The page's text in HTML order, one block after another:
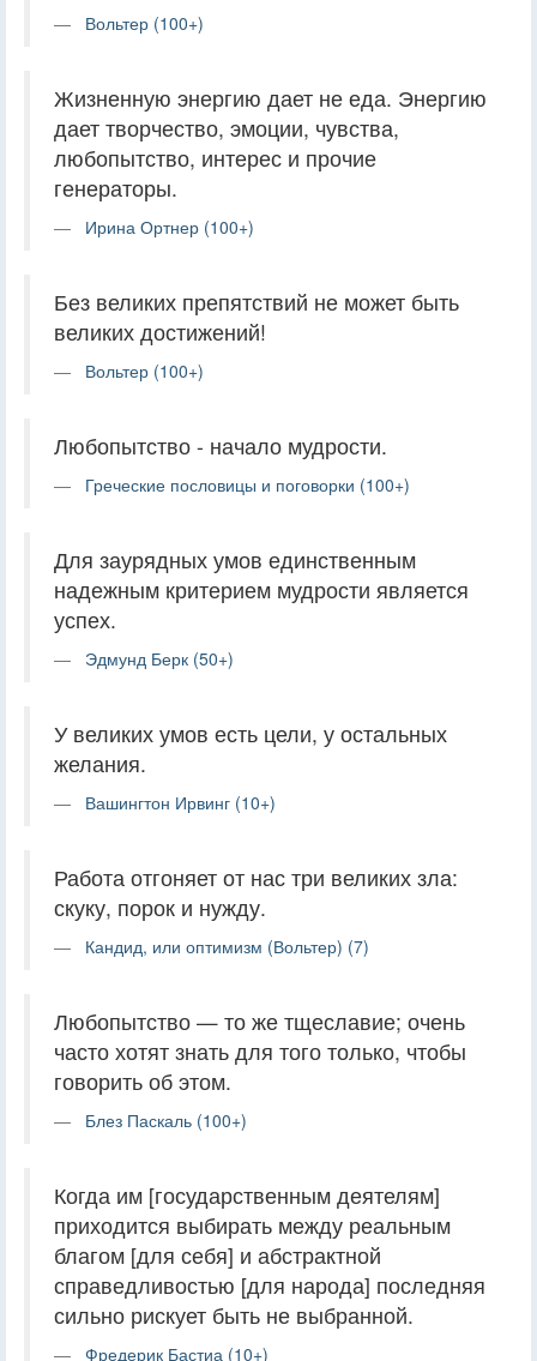
Вольтер (100+)
Жизненную энергию дает не еда. Энергию
дает творчество, эмоции, чувства,
любопытство, интерес и прочие
генераторы.
Ирина Ортнер (100+)
Без великих препятствий не может быть
великих достижений!
Вольтер (100+)
Любопытство - начало мудрости.
Греческие пословицы и поговорки (100+)
Для заурядных умов единственным
надежным критерием мудрости является
успех.
Эдмунд Берк (50+)
У великих умов есть цели, у остальных
желания.
Вашингтон Ирвинг (10+)
Работа отгоняет от нас три великих зла:
скуку, порок и нужду.
Кандид, или оптимизм (Вольтер) (7)
Любопытство — то же тщеславие; очень
часто хотят знать для того только, чтобы
говорить об этом.
Блез Паскаль (100+)
Когда им [государственным деятелям]
приходится выбирать между реальным
благом [для себя] и абстрактной
справедливостью [для народа] последняя
сильно рискует быть не выбранной.
Фредерик Бастиа (10+)